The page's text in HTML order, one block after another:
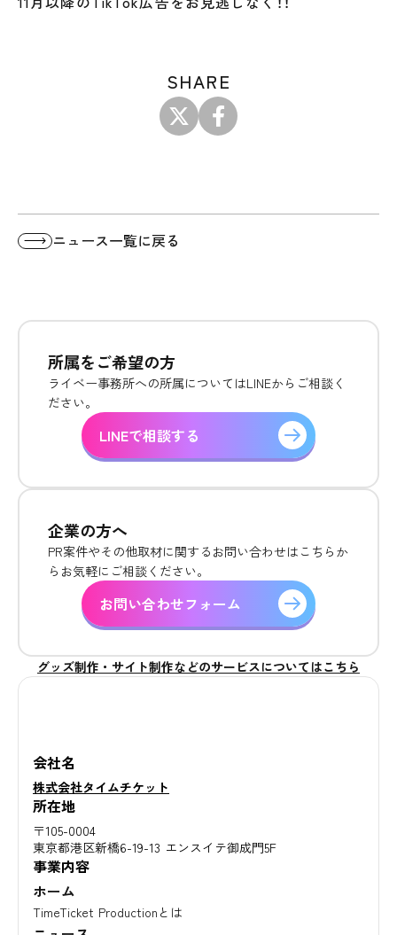
11月以降のTikTok広告をお見逃しなく！！
SHARE
ニュース一覧に戻る
所属をご希望の方
ライベー事務所への所属についてはLINEからご相談く
ださい。
LINEで相談する
企業の方へ
PR案件やその他取材に関するお問い合わせはこちらか
らお気軽にご相談ください。
お問い合わせフォーム
グッズ制作・サイト制作などのサービスについてはこちら
会社名
株式会社タイムチケット
所在地
〒105-0004
東京都港区新橋6-19-13 エンスイテ御成門5F
事業内容
ホーム
TimeTicket Productionとは